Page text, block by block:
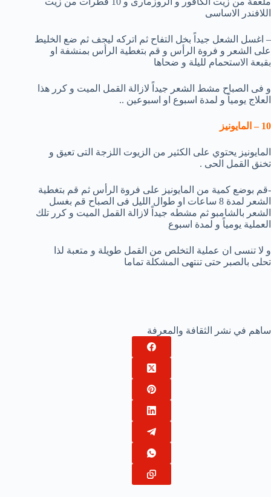
اللافندر الاساسى
– اغسل الشعل جيداً بخل التفاح ثم اتركه ليجف ثم ضع الخليط
على الشعر و فروة الرأس و قم بتغطية الرأس بمنشفة او
بقبعة الاستحمام لليلة و ضحاها
و فى الصباح مشط الشعر جيداً لازالة القمل الميت و كرر هذا
العلاج يومياً و لمدة اسبوع او اسبوعين ..
10 – المايونيز
المايونيز يحتوي على الكثير من الزيوت اللزجة التى تعيق و
تخنق القمل الحى .
-قم بوضع كمية من المايونيز على فروة الرأس ثم قم بتغطية
الشعر لمدة 8 ساعات او طوال الليل فى الصباح قم بغسل
الشعر بالشامبو ثم مشطه جيداً لازالة القمل الميت و كرر تلك
العملية يومياً و لمدة اسبوع
و لا تنسى ان عملية التخلص من القمل طويلة و متعبة لذا
تحلى بالصبر حتى تنتهى المشكلة تماما
ساهم في نشر الثقافة والمعرفة